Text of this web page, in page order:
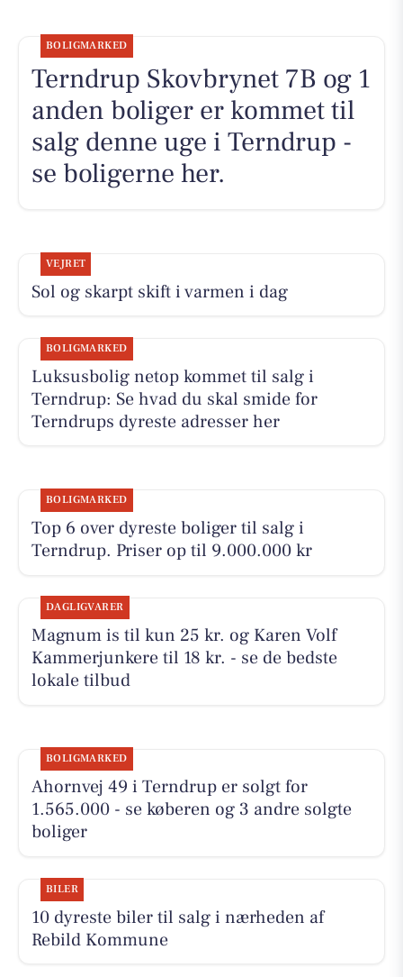
BOLIGMARKED
Terndrup Skovbrynet 7B og 1
anden boliger er kommet til
salg denne uge i Terndrup -
se boligerne her.
VEJRET
Sol og skarpt skift i varmen i dag
BOLIGMARKED
Luksusbolig netop kommet til salg i
Terndrup: Se hvad du skal smide for
Terndrups dyreste adresser her
BOLIGMARKED
Top 6 over dyreste boliger til salg i
Terndrup. Priser op til 9.000.000 kr
DAGLIGVARER
Magnum is til kun 25 kr. og Karen Volf
Kammerjunkere til 18 kr. - se de bedste
lokale tilbud
BOLIGMARKED
Ahornvej 49 i Terndrup er solgt for
1.565.000 - se køberen og 3 andre solgte
boliger
BILER
10 dyreste biler til salg i nærheden af
Rebild Kommune